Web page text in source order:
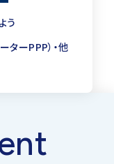
第１種
―
う
ターPPP）・他